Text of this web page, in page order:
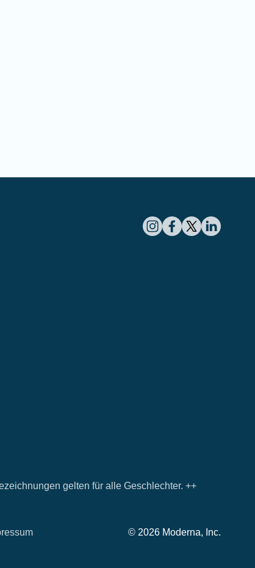
gelten für alle Geschlechter. ++
© 2026 Moderna, Inc.